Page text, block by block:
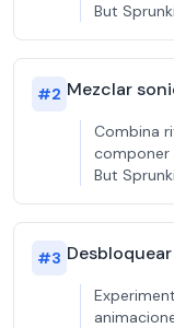
But
#2 Mezclar
Combina
componer
But
#3